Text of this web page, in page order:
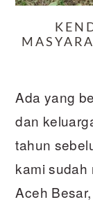
Ada yang
dan
tahun
kami sudah
Aceh